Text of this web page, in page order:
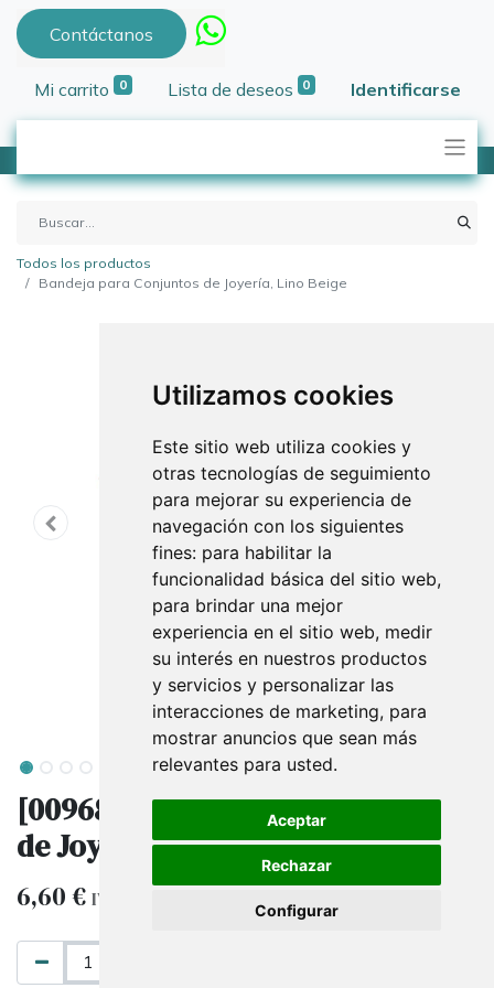
Utilizamos cookies
Este sitio web utiliza cookies y
otras tecnologías de seguimiento
para mejorar su experiencia de
navegación con los siguientes
fines: para habilitar la
funcionalidad básica del sitio web,
para brindar una mejor
experiencia en el sitio web, medir
su interés en nuestros productos
y servicios y personalizar las
interacciones de marketing, para
mostrar anuncios que sean más
relevantes para usted.
Aceptar
Rechazar
Configurar
Contáctanos
Mi carrito 0 Lista de deseos 0 Identificarse
Todos los productos
Bandeja para Conjuntos de Joyería, Lino Beige
[009682] Bandeja para Conjuntos
de Joyería, Lino Beige
6,60€ IVA excluido